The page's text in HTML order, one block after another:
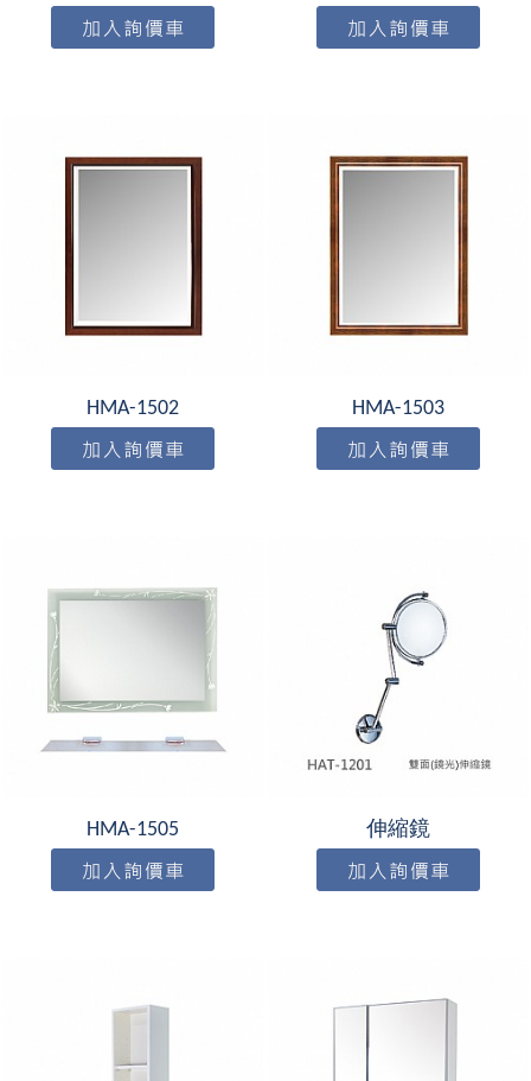
HMA-1502 HMA-1503
HMA-1505 伸縮鏡